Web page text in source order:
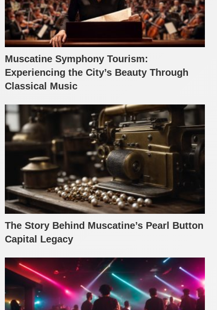
Muscatine Symphony Tourism:
Experiencing the City’s Beauty Through
Classical Music
The Story Behind Muscatine’s Pearl Button
Capital Legacy